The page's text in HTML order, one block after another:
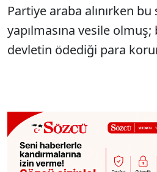
Partiye araba alınırken
yapılmasına vesile
devletin ödediği para